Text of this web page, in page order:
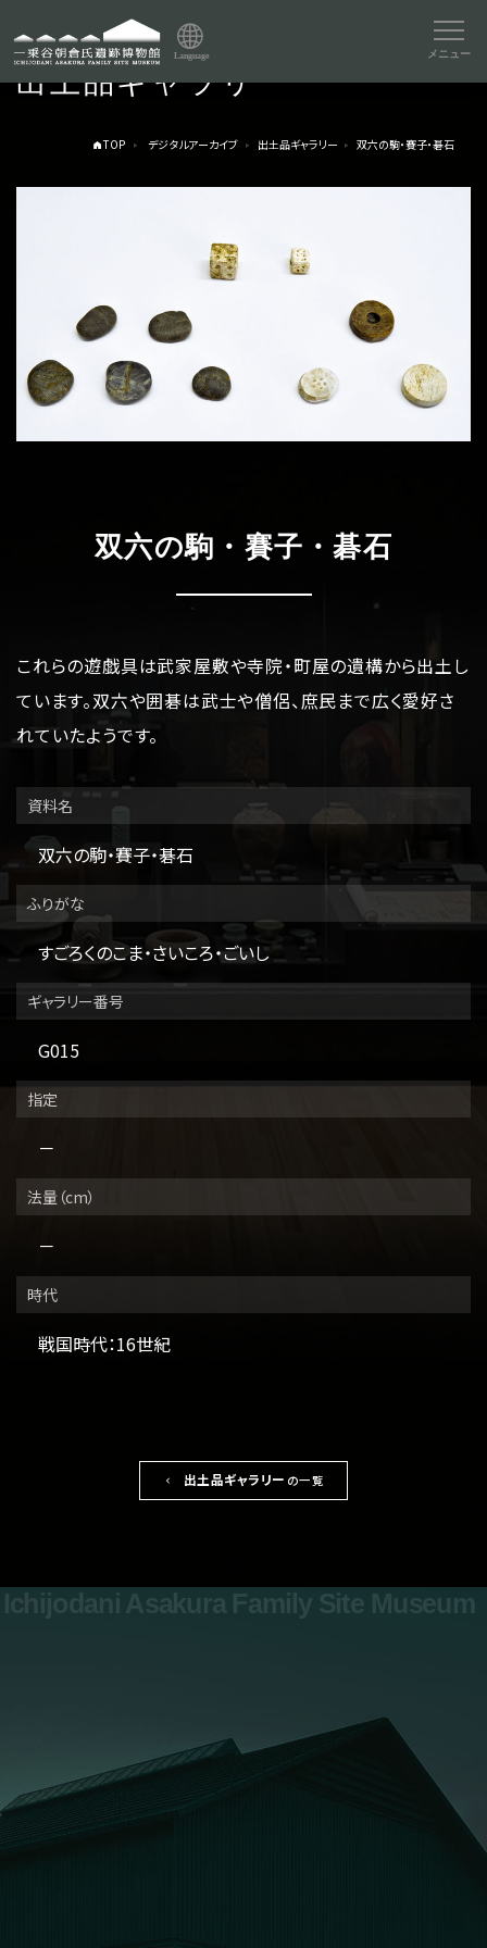
メニュー
Language
トップページ Index
遺跡のご紹介
各種申請 Applications
イベント
デジタルアーカイブ
その他のご案内
出土品ギャラリー
TOP デジタルアーカイブ 出土品ギャラリー 双六の駒・賽子・碁石
双六の駒・賽子・碁石
これらの遊戯具は武家屋敷や寺院・町屋の遺構から出土し
ています。双六や囲碁は武士や僧侶、庶民まで広く愛好さ
れていたようです。
資料名
双六の駒・賽子・碁石
ふりがな
すごろくのこま・さいころ・ごいし
ギャラリー番号
G015
指定
－
法量（cm）
－
時代
戦国時代：16世紀
出土品ギャラリー の一覧
Ichijodani Asakura Family Site Museum